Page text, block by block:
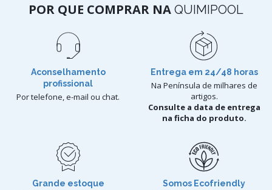
POR QUE COMPRAR NA QUIMIPOOL
Aconselhamento
profissional
Por telefone, e-mail ou chat.
Entrega em 24/48 horas
Na Península de milhares de
artigos.
Consulte a data de entrega
na ficha do produto.
Grande estoque Somos Ecofriendly